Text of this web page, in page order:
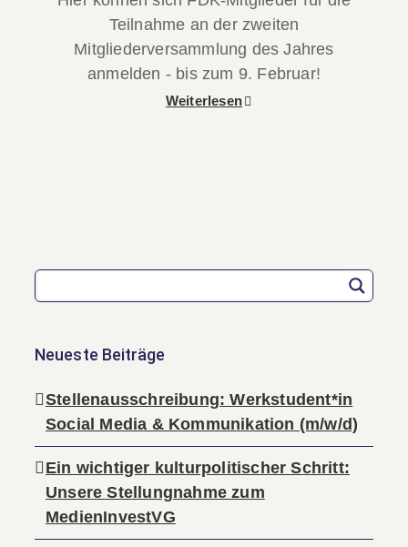
Teilnahme an der zweiten
Mitgliederversammlung des Jahres
anmelden - bis zum 9. Februar!
Weiterlesen
Neueste Beiträge
Stellenausschreibung: Werkstudent*in
Social Media & Kommunikation (m/w/d)
Ein wichtiger kulturpolitischer Schritt:
Unsere Stellungnahme zum
MedienInvestVG